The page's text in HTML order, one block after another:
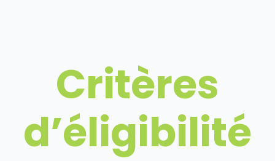
Critères
d’éligibilité